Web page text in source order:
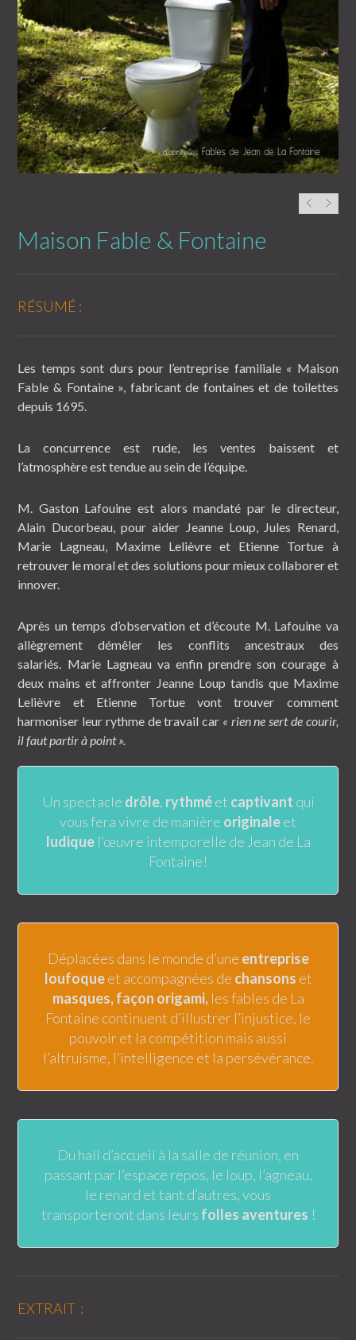
Maison Fable & Fontaine
RÉSUMÉ :
Les temps sont durs pour l’entreprise familiale « Maison
Fable & Fontaine », fabricant de fontaines et de toilettes
depuis 1695.
La concurrence est rude, les ventes baissent et
l’atmosphère est tendue au sein de l’équipe.
M. Gaston Lafouine est alors mandaté par le directeur,
Alain Ducorbeau, pour aider Jeanne Loup, Jules Renard,
Marie Lagneau, Maxime Lelièvre et Etienne Tortue à
retrouver le moral et des solutions pour mieux collaborer et
innover.
Après un temps d’observation et d’écoute M. Lafouine va
allègrement démêler les conflits ancestraux des
salariés. Marie Lagneau va enfin prendre son courage à
deux mains et affronter Jeanne Loup tandis que Maxime
Lelièvre et Etienne Tortue vont trouver comment
harmoniser leur rythme de travail car « rien ne sert de courir,
il faut partir à point ».
Un spectacle drôle, rythméet captivant qui
vous fera vivre de manière originaleet
ludiquel’œuvre intemporelle de Jean de La
Fontaine!
Déplacées dans le monde d’une entreprise
loufoqueet accompagnées de chansons et
masques, façon origami,les fables de La
Fontaine continuent d’illustrer l’injustice, le
pouvoir et la compétition mais aussi
l’altruisme, l’intelligence et la persévérance.
Du hall d’accueil à la salle de réunion, en
passant par l’espace repos, le loup, l’agneau,
le renard et tant d’autres, vous
transporteront dans leurs folles aventures !
EXTRAIT :